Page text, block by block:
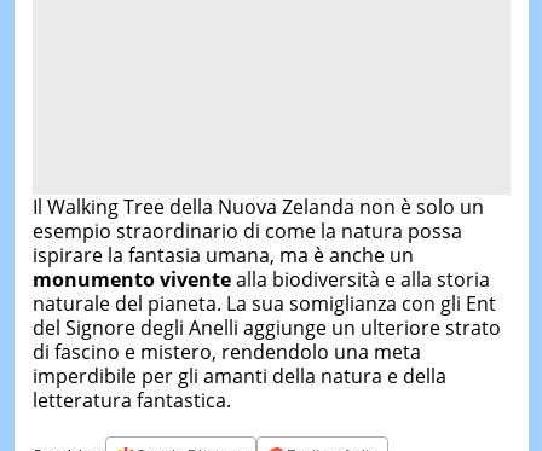
Il Walking Tree della Nuova Zelanda non è solo un
esempio straordinario di come la natura possa
ispirare la fantasia umana, ma è anche un
monumento viventealla biodiversità e alla storia
naturale del pianeta. La sua somiglianza con gli Ent
del Signore degli Anelli aggiunge un ulteriore strato
di fascino e mistero, rendendolo una meta
imperdibile per gli amanti della natura e della
letteratura fantastica.